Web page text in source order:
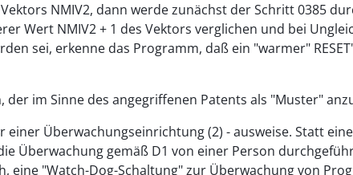
NMIV2, dann werde zunächst der Schritt 0385
Wert NMIV2 + 1 des Vektors verglichen und bei
sei, erkenne das Programm, daß ein "warmer"
im Sinne des angegriffenen Patents als "Muster"
Überwachungseinrichtung (2) - ausweise. Statt
Überwachung gemäß D1 von einer Person
eine "Watch-Dog-Schaltung" zur Überwachung von